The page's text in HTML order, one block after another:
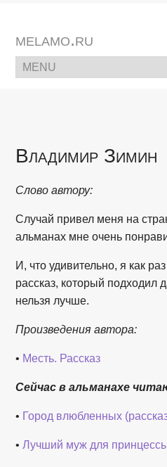
melamo.ru
Владимир Зимин
Слово автору:
Случай привел меня на
альманах мне очень
И, что удивительно, я как
рассказ, который подходил
нельзя лучше.
Произведения автора:
• Месть. Рассказ
Сейчас в альманахе
• Город влюбленных
•Лучший муж для